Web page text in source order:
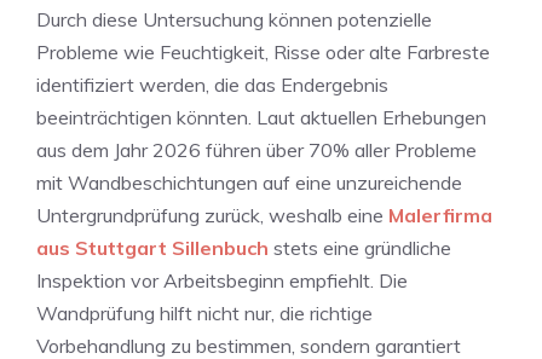
Durch diese Untersuchung können potenzielle
Probleme wie Feuchtigkeit, Risse oder alte Farbreste
identifiziert werden, die das Endergebnis
beeinträchtigen könnten. Laut aktuellen Erhebungen
aus dem Jahr 2026 führen über 70% aller Probleme
mit Wandbeschichtungen auf eine unzureichende
Untergrundprüfung zurück, weshalb eine Malerfirma
aus Stuttgart Sillenbuch stets eine gründliche
Inspektion vor Arbeitsbeginn empfiehlt. Die
Wandprüfung hilft nicht nur, die richtige
Vorbehandlung zu bestimmen, sondern garantiert